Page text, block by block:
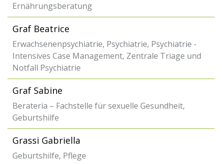
Ernährungsberatung
Graf Beatrice
Erwachsenenpsychiatrie, Psychiatrie, Psychiatrie -
Intensives Case Management, Zentrale Triage und
Notfall Psychiatrie
Graf Sabine
Berateria – Fachstelle für sexuelle Gesundheit,
Geburtshilfe
Grassi Gabriella
Geburtshilfe, Pflege